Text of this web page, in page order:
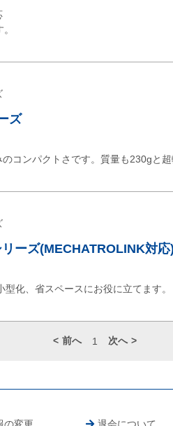
ズ
コンパクトさです。質量も230gと
ーズ(MECHATROLINK対応)
化、省スペースにお役に立てます。
前へ 1 次へ